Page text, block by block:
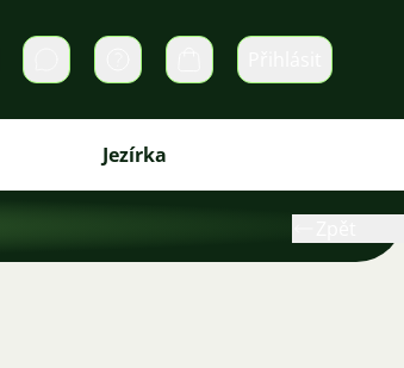
Soukromé zprávy Košík
Jezírka